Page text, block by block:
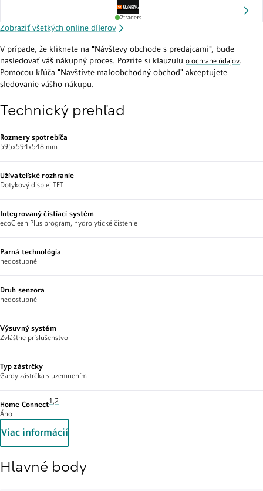
2traders
Zobraziť všetkých online dílerov
V prípade, že kliknete na "Návštevy obchode s predajcami", bude
nasledovať váš nákupný proces. Pozrite si klauzulu o ochrane údajov.
Pomocou kľúča "Navštívte maloobchodný obchod" akceptujete
sledovanie vášho nákupu.
Technický prehľad
Rozmery spotrebiča
595x594x548 mm
Užívateľské rozhranie
Dotykový displej TFT
Integrovaný čistiaci systém
ecoClean Plus program, hydrolytické čistenie
Parná technológia
nedostupné
Druh senzora
nedostupné
Výsuvný systém
Zvláštne príslušenstvo
Typ zástrčky
Gardy zástrčka s uzemnením
Home ConnectPoznámka pod čiarou 1: Čas od času poskytujeme aktualizácie pre
1 ,,Poznámka pod čiarou 2: Niektoré zo zobrazených funkcií sú k
2
Áno
Viac informácií
Hlavné body